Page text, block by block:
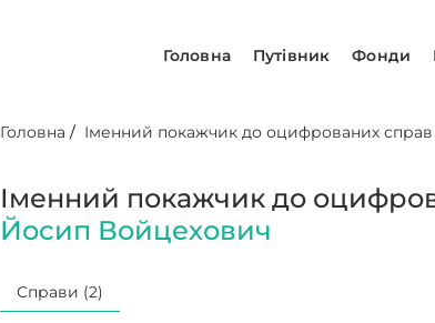
Головна Путівник Фонди
Головна / Іменний покажчик до оцифрованих справ
Іменний покажчик до
Йосип Войцехович
Справи (2)